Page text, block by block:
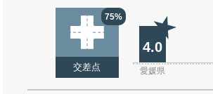
75%
交差点
4.0
愛媛県